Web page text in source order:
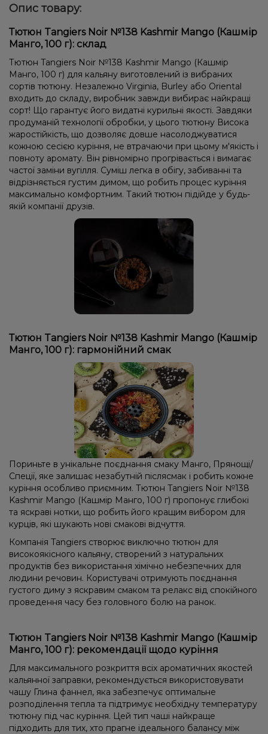
Опис товару:
Тютюн Tangiers Noir №138 Kashmir Mango (Кашмір
Манго, 100 г): склад
Тютюн Tangiers Noir №138 Kashmir Mango (Кашмір
Манго, 100 г) для кальяну виготовлений із вибраних
сортів тютюну. Незалежно Virginia, Burley або Oriental
входить до складу, виробник завжди вибирає найкращі
сорт! Що гарантує його видатні курильні якості. Завдяки
продуманій технології обробки, у цього тютюну Висока
жаростійкість, що дозволяє довше насолоджуватися
кожною сесією куріння, не втрачаючи при цьому м'якість і
повноту аромату. Він рівномірно прогрівається і вимагає
частої заміни вугілля. Суміш легка в обігу, забиванні та
відрізняється густим димом, що робить процес куріння
максимально комфортним. Такий тютюн підійде у будь-
якій компанії друзів.
Тютюн Tangiers Noir №138 Kashmir Mango (Кашмір
Манго, 100 г): гармонійний смак
Пориньте в унікальне поєднання смаку Манго, Прянощі/
Спеції, яке залишає незабутній післясмак і робить кожне
куріння особливо приємним. Тютюн Tangiers Noir №138
Kashmir Mango (Кашмір Манго, 100 г) пропонує глибокі
та яскраві нотки, що робить його кращим вибором для
курців, які шукають нові смакові відчуття.
Компанія Tangiers створює виключно тютюн для
високоякісного кальяну, створений з натуральних
продуктів без використання хімічно небезпечних для
людини речовин. Користувачі отримують поєднання
густого диму з яскравим смаком та релакс від спокійного
проведення часу без головного болю на ранок.
Тютюн Tangiers Noir №138 Kashmir Mango (Кашмір
Манго, 100 г): рекомендації щодо куріння
Для максимального розкриття всіх ароматичних якостей
кальянної заправки, рекомендується використовувати
чашу Глина фаннел, яка забезпечує оптимальне
розподілення тепла та підтримує необхідну температуру
тютюну під час куріння. Цей тип чаші найкраще
підходить для тих, хто прагне ідеального балансу між